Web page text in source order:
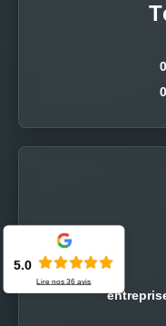
5.0
Lire nos36 avis